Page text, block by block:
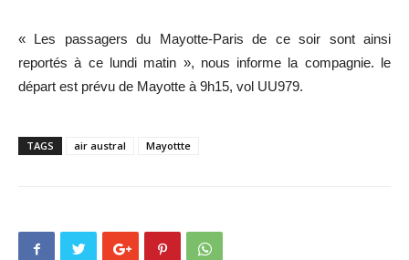
« Les passagers du Mayotte-Paris de ce soir sont ainsi
reportés à ce lundi matin », nous informe la compagnie. le
départ est prévu de Mayotte à 9h15, vol UU979.
TAGS air austral Mayottte